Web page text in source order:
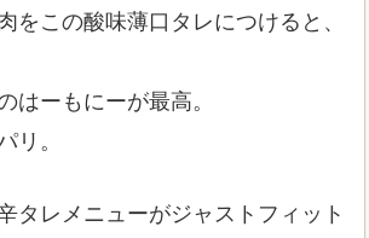
をこの酸味薄口タレにつけると、
はーもにーが最高。
リ。
タレメニューがジャストフィット